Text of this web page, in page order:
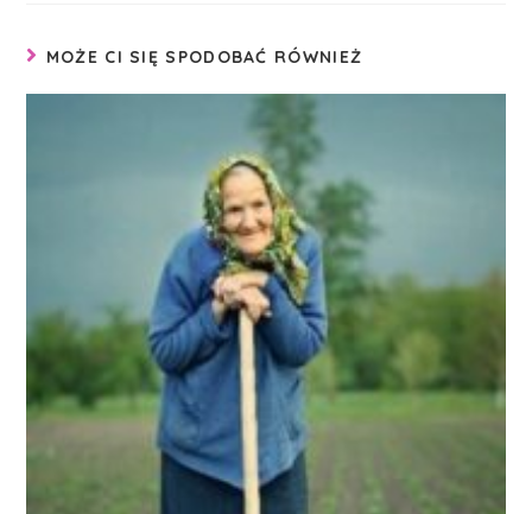
MOŻE CI SIĘ SPODOBAĆ RÓWNIEŻ